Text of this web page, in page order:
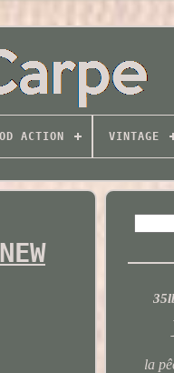
ACTION VINTAGE
la